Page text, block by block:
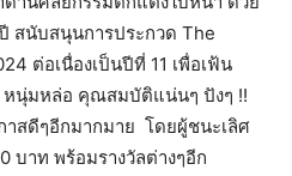
สนับสนุนการประกวด The
ต่อเนื่องเป็นปีที่ 11 เพื่อเฟ้น
หนุ่มหล่อ คุณสมบัติแน่นๆ ปังๆ !!
าสดีๆอีกมากมาย โดยผู้ชนะเลิศ
บาท พร้อมรางวัลต่างๆอีก